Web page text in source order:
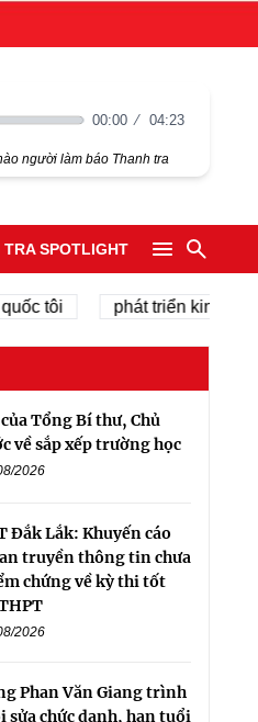
00:00 04:23
người làm báo Thanh tra
TRA SPOTLIGHT
phát triển kinh tế tư nhân
Tổng Bí thư, Chủ
về sắp xếp trường học
2026
Đắk Lắk: Khuyến cáo
truyền thông tin chưa
chứng về kỳ thi tốt
2026
Phan Văn Giang trình
sửa chức danh, hạn tuổi